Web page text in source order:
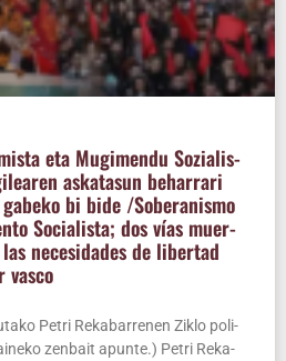
eta Mugi­men­du Sozia­lis­
aska­ta­sun beha­rra­ri
bi bide /​Sobe­ra­nis­mo
Socia­lis­ta; dos vías muer­
nece­si­da­des de liber­tad
vasco
Petri Reka­ba­rre­nen Ziklo poli­
zen­bait apun­te.) Petri Reka­